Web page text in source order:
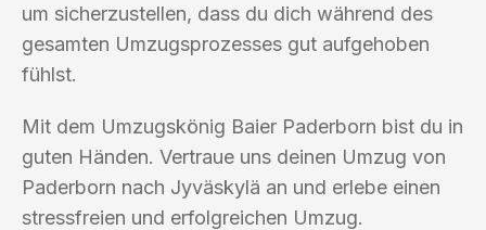
um sicherzustellen, dass du dich während des
gesamten Umzugsprozesses gut aufgehoben
fühlst.
Mit dem Umzugskönig Baier Paderborn bist du in
guten Händen. Vertraue uns deinen Umzug von
Paderborn nach Jyväskylä an und erlebe einen
stressfreien und erfolgreichen Umzug.